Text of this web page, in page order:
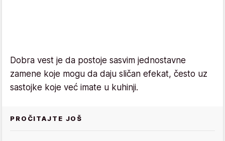
Dobra vest je da postoje sasvim jednostavne
zamene koje mogu da daju sličan efekat, često uz
sastojke koje već imate u kuhinji.
PROČITAJTE JOŠ